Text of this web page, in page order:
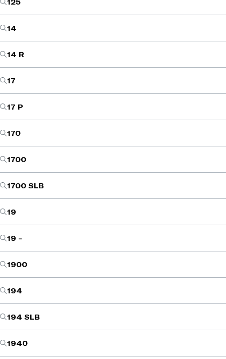
14
14 R
17
17 P
170
1700
1700 SLB
19
19 -
1900
194
194 SLB
1940